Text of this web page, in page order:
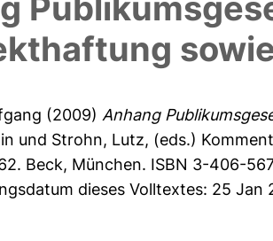
sowie
(2009) Anhang
und Strohn, Lutz, (eds.)
Beck, München. ISBN 3-406-
dieses Volltextes: 25 Jan